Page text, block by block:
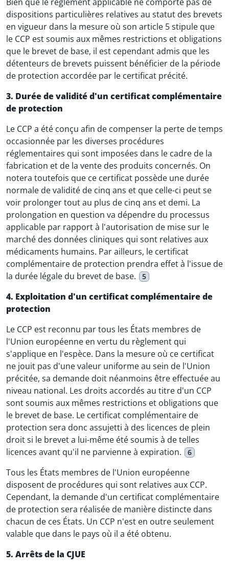
dispositions particulières relatives au statut des brevets
en vigueur dans la mesure où son article 5 stipule que
le CCP est soumis aux mêmes restrictions et obligations
que le brevet de base, il est cependant admis que les
détenteurs de brevets puissent bénéficier de la période
de protection accordée par le certificat précité.
3. Durée de validité d'un certificat complémentaire
de protection
Le CCP a été conçu afin de compenser la perte de temps
occasionnée par les diverses procédures
réglementaires qui sont imposées dans le cadre de la
fabrication et de la vente des produits concernés. On
notera toutefois que ce certificat possède une durée
normale de validité de cinq ans et que celle-ci peut se
voir prolonger tout au plus de cinq ans et demi. La
prolongation en question va dépendre du processus
applicable par rapport à l'autorisation de mise sur le
marché des données cliniques qui sont relatives aux
médicaments humains. Par ailleurs, le certificat
complémentaire de protection prendra effet à l'issue de
la durée légale du brevet de base.
5
4. Exploitation d'un certificat complémentaire de
protection
Le CCP est reconnu par tous les États membres de
l'Union européenne en vertu du règlement qui
s'applique en l'espèce. Dans la mesure où ce certificat
ne jouit pas d'une valeur uniforme au sein de l'Union
précitée, sa demande doit néanmoins être effectuée au
niveau national. Les droits accordés au titre d'un CCP
sont soumis aux mêmes restrictions et obligations que
le brevet de base. Le certificat complémentaire de
protection sera donc assujetti à des licences de plein
droit si le brevet a lui-même été soumis à de telles
licences avant qu'il ne parvienne à expiration.
6
Tous les États membres de l'Union européenne
disposent de procédures qui sont relatives aux CCP.
Cependant, la demande d'un certificat complémentaire
de protection sera réalisée de manière distincte dans
chacun de ces États. Un CCP n'est en outre seulement
valable que dans le pays où il a été obtenu.
5. Arrêts de la CJUE